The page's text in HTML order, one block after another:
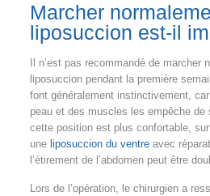
Marcher
liposuccion est-il
Il n’est pas recommandé de marcher
liposuccion pendant la première
font généralement instinctivement,
peau et des muscles les empêche de
cette position est plus confortable,
une liposuccion du ventreavec
l’étirement de l’abdomen peut être
Lors de l’opération, le chirurgien a